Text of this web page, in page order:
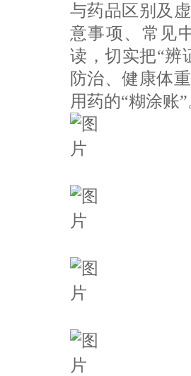
与药品区别及
意事项、常见
读，切实把“辨
防治、健康体
用药的“糊涂账”